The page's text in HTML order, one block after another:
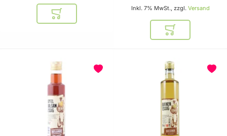
In den Warenkorb
Inkl. 7% MwSt., zzgl. Versand
In den